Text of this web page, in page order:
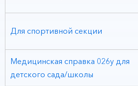
Для спортивной секции
Медицинская справка 026у для
детского сада/школы